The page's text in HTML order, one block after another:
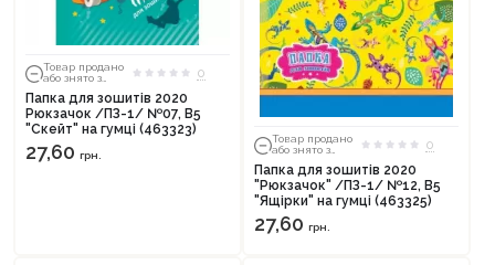
Товар продано
або знято з
0
Папка для зошитів 2020
Рюкзачок /ПЗ-1/ №07, В5
"Скейт" на гумці (463323)
27,60 грн.
Товар продано
або знято з
0
Папка для зошитів 2020
"Рюкзачок" /ПЗ-1/ №12, В5
"Ящірки" на гумці (463325)
27,60 грн.